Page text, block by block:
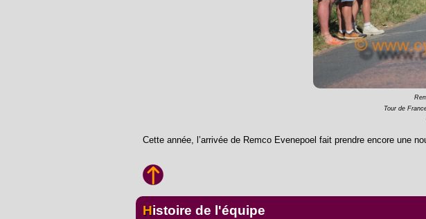
Tour de
Cette année, l’arrivée de Remco Evenepoel fait prendre encore une
Histoire de l'équipe